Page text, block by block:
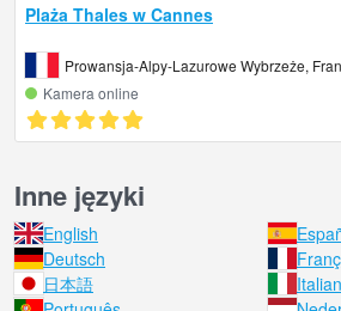
Plaża Thales w Cannes
Prowansja-Alpy-Lazurowe Wybrzeże,
Kamera online
Inne języki
English
Deutsch
日本語